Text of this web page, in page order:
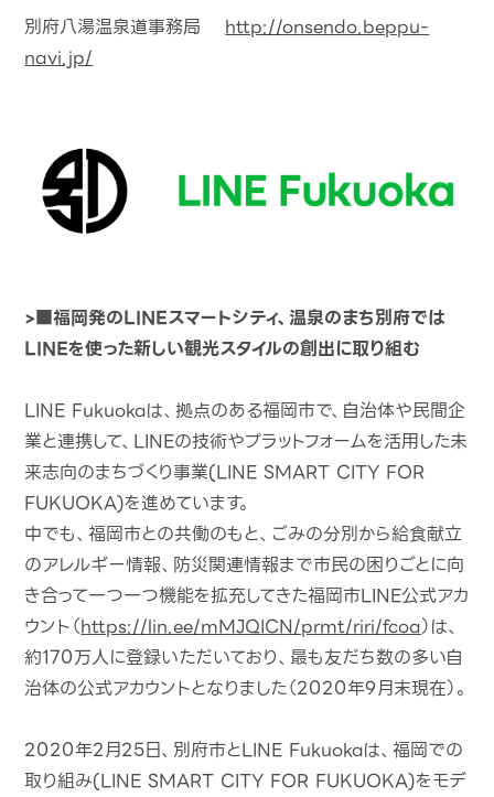
別府八湯温泉道事務局 http://onsendo.beppu-
navi.jp/
>■福岡発のLINEスマートシティ、温泉のまち別府では
LINEを使った新しい観光スタイルの創出に取り組む
LINE Fukuokaは、拠点のある福岡市で、自治体や民間企
業と連携して、LINEの技術やプラットフォームを活用した未
来志向のまちづくり事業(LINE SMART CITY FOR
FUKUOKA)を進めています。
中でも、福岡市との共働のもと、ごみの分別から給食献立
のアレルギー情報、防災関連情報まで市民の困りごとに向
き合って一つ一つ機能を拡充してきた福岡市LINE公式アカ
ウント（https://lin.ee/mMJQICN/prmt/riri/fcoa）は、
約170万人に登録いただいており、最も友だち数の多い自
治体の公式アカウントとなりました（2020年9月末現在）。
2020年2月25日、別府市とLINE Fukuokaは、福岡での
取り組み(LINE SMART CITY FOR FUKUOKA)をモデ